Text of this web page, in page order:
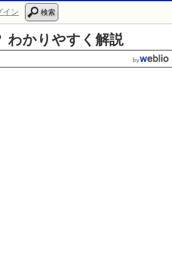
イン 検索
わかりやすく解説